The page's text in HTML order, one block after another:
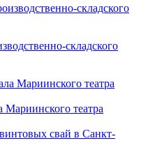
складского
Мариинского театра